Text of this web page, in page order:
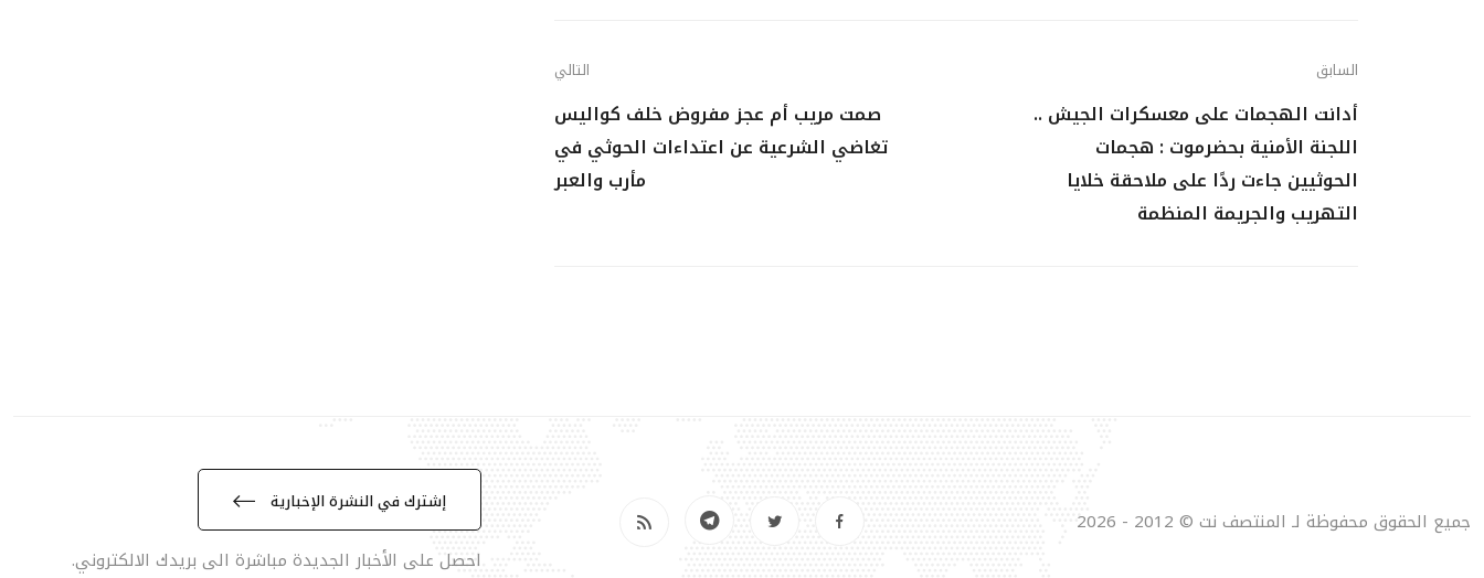
السابق
أدانت الهجمات على معسكرات الجيش ..
اللجنة الأمنية بحضرموت : هجمات
الحوثيين جاءت ردًا على ملاحقة خلايا
التهريب والجريمة المنظمة
التالي
صمت مريب أم عجز مفروض خلف كواليس
تغاضي الشرعية عن اعتداءات الحوثي في
مأرب والعبر
جميع الحقوق محفوظة لـ المنتصف نت © 2012 - 2026
إشترك في النشرة الإخبارية
احصل على الأخبار الجديدة مباشرة الى بريدك الالكتروني.